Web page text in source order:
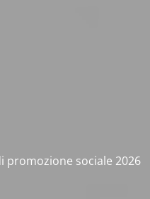
promozione sociale 2026